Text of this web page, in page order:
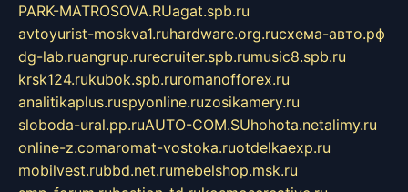
PARK-MATROSOVA.RUagat.spb.ru
avtoyurist-moskva1.ruhardware.org.ruсхема-авто.рф
dg-lab.ruangrup.rurecruiter.spb.rumusic8.spb.ru
krsk124.rukubok.spb.ruromanofforex.ru
analitikaplus.ruspyonline.ruzosikamery.ru
sloboda-ural.pp.ruAUTO-COM.SUhohota.netalimy.ru
online-z.comaromat-vostoka.ruotdelkaexp.ru
mobilvest.rubbd.net.rumebelshop.msk.ru